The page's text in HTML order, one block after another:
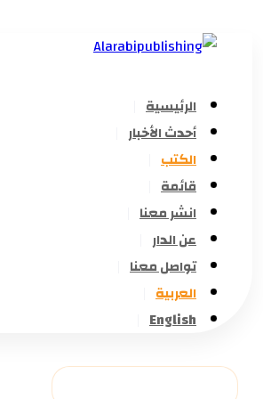
الرئيسية
أحدث الأخبار
الكتب
قائمة
انشر معنا
عن الدار
تواصل معنا
العربية
English